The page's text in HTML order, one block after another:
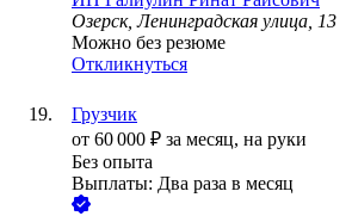
Озерск, Ленинградская улица, 13
Можно без резюме
Откликнуться
Грузчик
от 60 000 ₽ за месяц, на руки
Без опыта
Выплаты: Два раза в месяц